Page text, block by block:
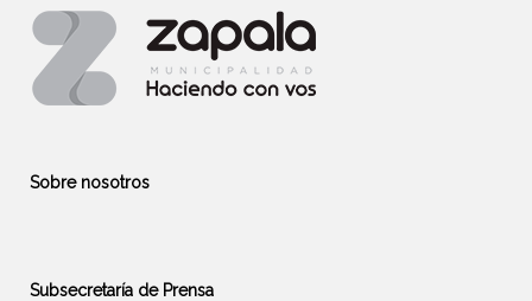
Sobre nosotros
Subsecretaría de Prensa